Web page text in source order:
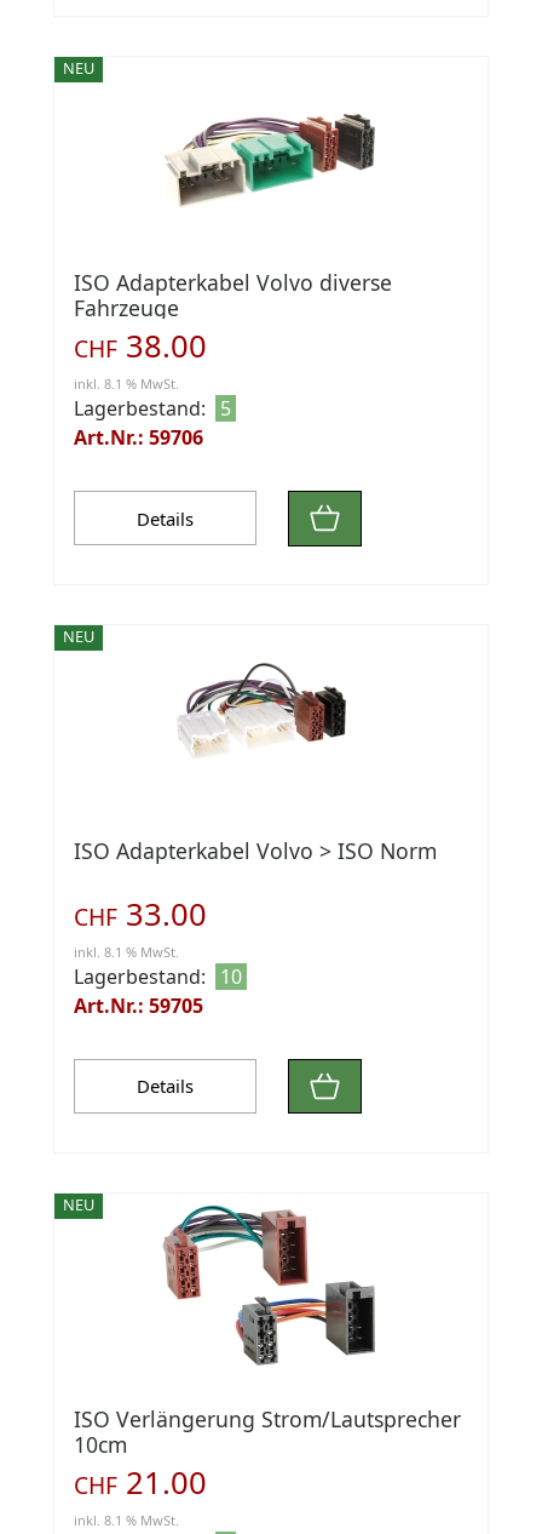
NEU
ISO Adapterkabel Volvo diverse
Fahrzeuge
CHF 38.00
inkl. 8.1 % MwSt.
Lagerbestand:
5
Art.Nr.: 59706
Details
NEU
ISO Adapterkabel Volvo > ISO Norm
CHF 33.00
inkl. 8.1 % MwSt.
Lagerbestand:
10
Art.Nr.: 59705
Details
NEU
ISO Verlängerung Strom/Lautsprecher
10cm
CHF 21.00
inkl. 8.1 % MwSt.